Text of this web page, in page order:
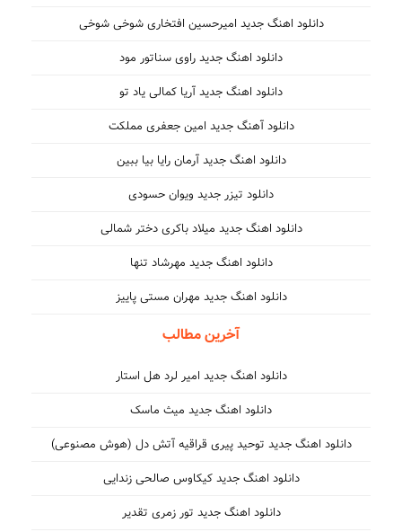
دانلود اهنگ جدید امیرحسین افتخاری شوخی شوخی
دانلود اهنگ جدید راوی سناتور مود
دانلود اهنگ جدید آریا کمالی یاد تو
دانلود آهنگ جدید امین جعفری مملکت
دانلود اهنگ جدید آرمان رایا بیا ببین
دانلود تیزر جدید ویوان حسودی
دانلود اهنگ جدید میلاد باکری دختر شمالی
دانلود اهنگ جدید مهرشاد تنها
دانلود اهنگ جدید مهران مستی پاییز
آخرین مطالب
دانلود اهنگ جدید امیر لرد هل استار
دانلود اهنگ جدید میث ماسک
دانلود اهنگ جدید توحید پیری قراقیه آتش دل (هوش مصنوعی)
دانلود اهنگ جدید کیکاوس صالحی زندایی
دانلود اهنگ جدید تور زمری تقدیر